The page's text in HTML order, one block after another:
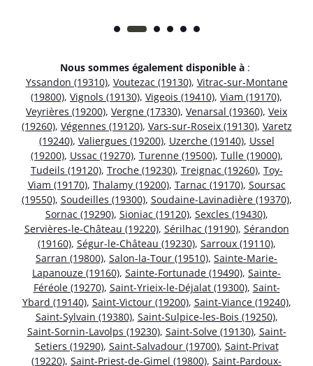
Nous sommes également disponible à :
Yssandon (19310), Voutezac (19130), Vitrac-sur-Montane
(19800), Vignols (19130), Vigeois (19410), Viam (19170),
Veyrières (19200), Vergne (17330), Venarsal (19360), Veix
(19260), Végennes (19120), Vars-sur-Roseix (19130), Varetz
(19240), Valiergues (19200), Uzerche (19140), Ussel
(19200), Ussac (19270), Turenne (19500), Tulle (19000),
Tudeils (19120), Troche (19230), Treignac (19260), Toy-
Viam (19170), Thalamy (19200), Tarnac (19170), Soursac
(19550), Soudeilles (19300), Soudaine-Lavinadière (19370),
Sornac (19290), Sioniac (19120), Sexcles (19430),
Servières-le-Château (19220), Sérilhac (19190), Sérandon
(19160), Ségur-le-Château (19230), Sarroux (19110),
Sarran (19800), Salon-la-Tour (19510), Sainte-Marie-
Lapanouze (19160), Sainte-Fortunade (19490), Sainte-
Féréole (19270), Saint-Yrieix-le-Déjalat (19300), Saint-
Ybard (19140), Saint-Victour (19200), Saint-Viance (19240),
Saint-Sylvain (19380), Saint-Sulpice-les-Bois (19250),
Saint-Sornin-Lavolps (19230), Saint-Solve (19130), Saint-
Setiers (19290), Saint-Salvadour (19700), Saint-Privat
(19220), Saint-Priest-de-Gimel (19800), Saint-Pardoux-